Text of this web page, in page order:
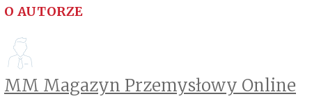
O AUTORZE
MM Magazyn Przemysłowy Online